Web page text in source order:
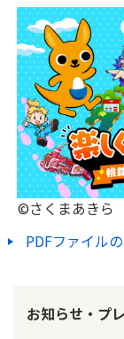
ログイン
ご契約内容
お客さまに
保険の探し
保険かんた
これからの
ご契約手続
お問い合わ
ライフプラ
健康情報
かんぽアプ
株主・投資
日本郵政グ
採用情報
CM・オウ
かんぽブラ
かんぽ生命
採用情報
English
©さくまあき
PDFファイル
お知らせ・プ